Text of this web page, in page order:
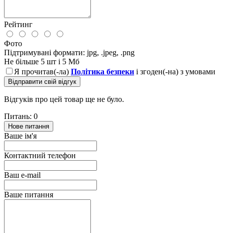
Рейтинг
Фото
Підтримувані формати: jpg, .jpeg, .png
Не більше 5 шт і 5 Мб
Я прочитав(-ла) Політика безпеки і згоден(-на) з умовами
Відправити свій відгук
Відгуків про цей товар ще не було.
Питань: 0
Нове питання
Ваше ім'я
Контактний телефон
Ваш e-mail
Ваше питання